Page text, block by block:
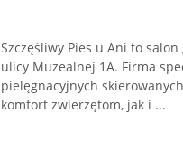
Szczęśliwy Pies u Ani to
ulicy Muzealnej 1A. Firma
pielęgnacyjnych
komfort zwierzętom, jak i ...